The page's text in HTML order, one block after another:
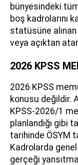
bünyesindeki
boş kadrolarını
statüsüne
veya açıktan
2026 KPSS
2026 KPSS
konusu değildir.
KPSS-2026/1
planlandığı gibi
tarihinde ÖSYM
Kadrolarda
gerçeği